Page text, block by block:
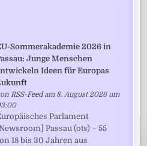
Sommerakademie 2026 in
Junge Menschen
Ideen für Europas
RSS-Feedam 8. August 2026 um
Parlament
Passau (ots) – 55
18 bis 30 Jahren aus